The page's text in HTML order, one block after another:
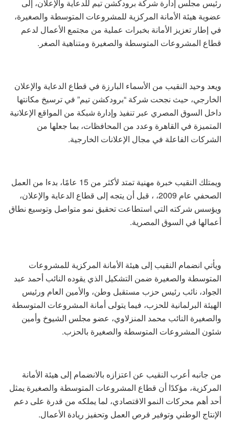
رئيس مجلس إدارة شركة برودكشن تيم للدعاية والإعلان، إلى
عضوية هيئة الأمانة المركزية للمشروعات المتوسطة والصغيرة،
في إطار تعزيز الأمانة بخبرات عملية من مجتمع الأعمال لدعم
قطاع المشروعات المتوسطة والصغيرة ومتناهية الصغر.
ويعد وحيد النقيب من الأسماء البارزة في قطاع الدعاية والإعلان
الخارجي، حيث نجحت شركة “برودكشن تيم” في ترسيخ مكانتها
داخل السوق المصري عبر تنفيذ وإدارة شبكة من المواقع الإعلانية
المتميزة في القاهرة وعدد من المحافظات، بما جعلها من
الشركات الفاعلة في مجال الإعلانات الخارجية.
ويمتلك النقيب خبرة مهنية تمتد لأكثر من 15 عامًا، بدءا من العمل
الصحفي عام 2009، ، قبل أن يتجه إلى قطاع الدعاية والإعلان،
ويؤسس شركته التي استطاعت تحقيق نمو متواصل وتوسيع نطاق
أعمالها في السوق المصرية.
ويأتي انضمام النقيب إلى هيئة الأمانة المركزية للمشروعات
المتوسطة والصغيرة ضمن التشكيل الذي يقوده النائب أحمد عبد
الجواد، نائب رئيس حزب مستقبل وطن، والأمين العام ورئيس
الهيئة البرلمانية للحزب، فيما يتولى أمانة المشروعات المتوسطة
والصغيرة النائب محمد المنزلاوي، عضو مجلس الشيوخ وأمين
شئون المشروعات المتوسطة والصغيرة بالحزب.
من جانبه أعرب النقيب عن اعتزازه بالانضمام إلى هيئة الأمانة
المركزية، مؤكدًا أن قطاع المشروعات المتوسطة والصغيرة يمثل
أحد أهم محركات النمو الاقتصادي، لما يملكه من قدرة على دعم
الإنتاج الوطني وتوفير فرص العمل وتحفيز ريادة الأعمال.